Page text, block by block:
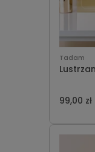
Tadam
99,00 zł